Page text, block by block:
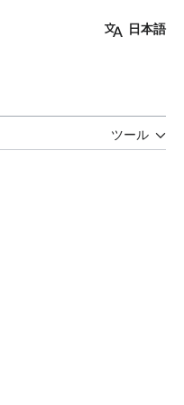
日本語
ツール